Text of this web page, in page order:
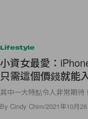
Lifestyle
小資女最愛：
只需這個價錢就能
其中一大特點令人非常期待！
By Cindy Chim/2021年10月26